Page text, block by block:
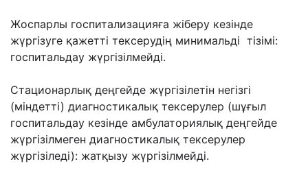
Жоспарлы госпитализацияға жіберу кезінде
жүргізуге қажетті тексерудің минимальді тізімі:
госпитальдау жүргізілмейді.
Стационарлық деңгейде жүргізілетін негізгі
(міндетті) диагностикалық тексерулер (шұғыл
госпитальдау кезінде амбулаториялық деңгейде
жүргізілмеген диагностикалық тексерулер
жүргізіледі): жатқызу жүргізілмейді.